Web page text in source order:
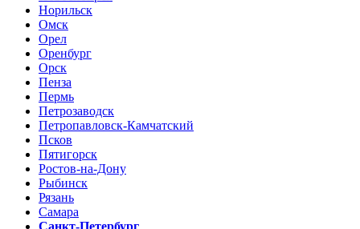
Норильск
Омск
Орел
Оренбург
Орск
Пенза
Пермь
Петрозаводск
Петропавловск-Камчатский
Псков
Пятигорск
Ростов-на-Дону
Рыбинск
Рязань
Самара
Санкт-Петербург